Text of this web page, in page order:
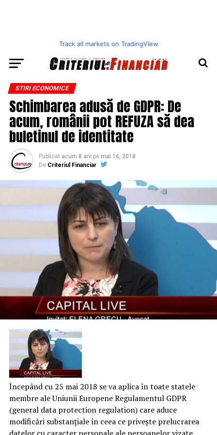
Track all markets on TradingView
STIRI ECONOMICE
Schimbarea adusă de GDPR: De
acum, românii pot REFUZA să dea
buletinul de identitate
Publicat acum 8 ani pe mai 16, 2018
De Criteriul Financiar
Începând cu 25 mai 2018 se va aplica în toate statele
membre ale Uniunii Europene Regulamentul GDPR
(general data protection regulation) care aduce
modificări substanțiale în ceea ce privește prelucrarea